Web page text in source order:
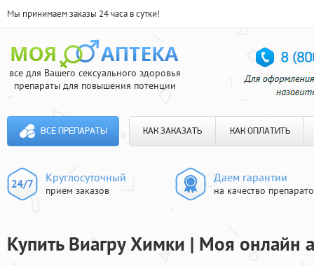
Мы принимаем заказы 24 часа в сутки!
все для Вашего сексуального здоровья
препараты для повышения потенции
ВСЕ ПРЕПАРАТЫ КАК ЗАКАЗАТЬ КАК ОПЛАТИТЬ
Круглосуточный
прием заказов
Даем гарантии
на качество
Купить Виагру Химки | Моя онлайн